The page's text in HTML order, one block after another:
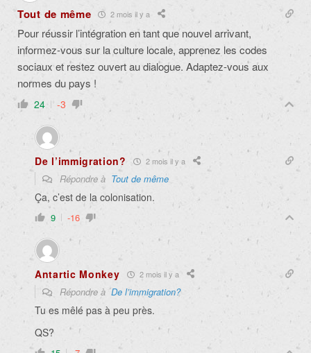
Tout de même 2 mois il y a
Pour réussir l’intégration en tant que nouvel arrivant,
informez-vous sur la culture locale, apprenez les codes
sociaux et restez ouvert au dialogue. Adaptez-vous aux
normes du pays !
24 -3
De l’immigration? 2 mois il y a
Répondre à Tout de même
Ça, c’est de la colonisation.
9 -16
Antartic Monkey 2 mois il y a
Répondre àDe l’immigration?
Tu es mêlé pas à peu près.
QS?